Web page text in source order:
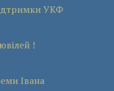
УКФ
!
Івана